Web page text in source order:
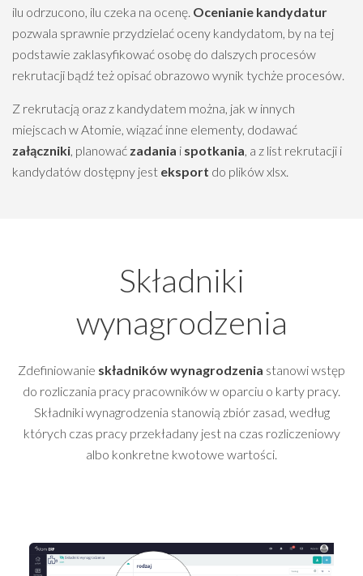
ilu odrzucono, ilu czeka na ocenę. Ocenianie kandydatur
pozwala sprawnie przydzielać oceny kandydatom, by na tej
podstawie zaklasyfikować osobę do dalszych procesów
rekrutacji bądź też opisać obrazowo wynik tychże procesów.
Z rekrutacją oraz z kandydatem można, jak w innych
miejscach w Atomie, wiązać inne elementy, dodawać
załączniki , planować zadania i spotkania , a z list rekrutacji i
kandydatów dostępny jest eksport do plików xlsx.
Składniki
wynagrodzenia
Zdefiniowanie składników wynagrodzenia stanowi wstęp
do rozliczania pracy pracowników w oparciu o karty pracy.
Składniki wynagrodzenia stanowią zbiór zasad, według
których czas pracy przekładany jest na czas rozliczeniowy
albo konkretne kwotowe wartości.